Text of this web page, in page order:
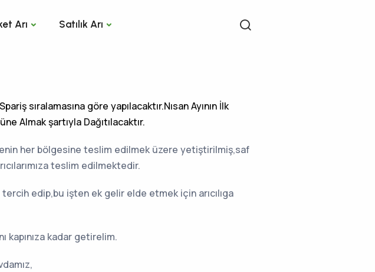
Arı Satılık Arı
sıralamasına göre yapılacaktır.Nısan Ayının İlk
Almak şartıyla Dağıtılacaktır.
her bölgesine teslim edilmek üzere yetiştirilmiş,saf
teslim edilmektedir.
edip,bu işten ek gelir elde etmek için arıcılıga
kapınıza kadar getirelim.